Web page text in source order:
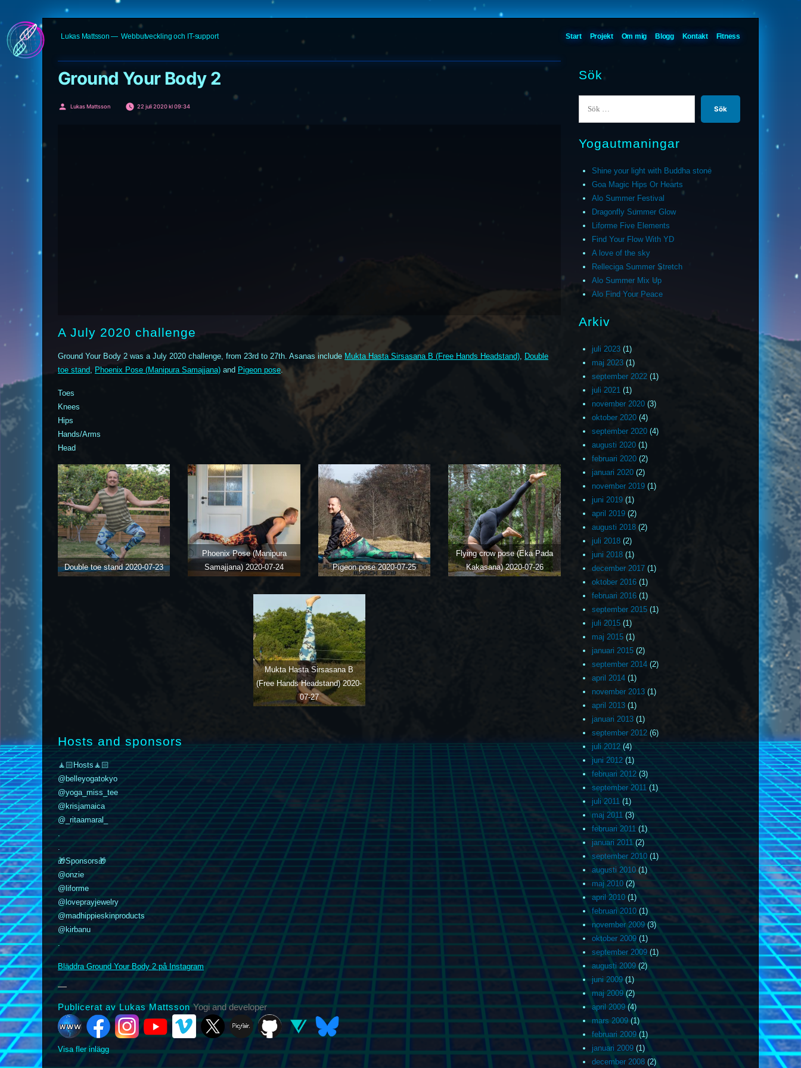
Hoppa
till
Lukas Mattsson Webbutveckling och IT-support Start Projekt Om mig Blogg Kontakt Fitness
Ground Your Body 2
Publicerat
Lukas Mattsson 22 juli 2020 kl 09:34
A July 2020 challenge
Ground Your Body 2 was a July 2020 challenge, from 23rd to 27th. Asanas include Mukta Hasta Sirsasana B (Free Hands Headstand), Double
toe stand, Phoenix Pose (Manipura Samajjana) and Pigeon pose.
Toes
Knees
Hips
Hands/Arms
Head
Double toe stand2020-07-23
Phoenix Pose (Manipura
Samajjana)2020-07-24 Pigeon pose2020-07-25
Flying crow pose (Eka Pada
Kakasana)2020-07-26
Mukta Hasta Sirsasana B
(Free Hands Headstand)2020-
07-27
Hosts and sponsors
🧘🏻Hosts🧘🏻
@belleyogatokyo
@yoga_miss_tee
@krisjamaica
@_ritaamaral_
.
.
🎁Sponsors🎁
@onzie
@liforme
@loveprayjewelry
@madhippieskinproducts
@kirbanu
.
Bläddra Ground Your Body 2 på Instagram
Publicerat av Lukas MattssonYogi and developer
YouTube Vimeo X Picfair Github Vero Bluesky
Visa fler inlägg
Sök
Yogautmaningar
Shine your light with Buddha stone
Goa Magic Hips Or Hearts
Alo Summer Festival
Dragonfly Summer Glow
Liforme Five Elements
Find Your Flow With YD
A love of the sky
Relleciga Summer Stretch
Alo Summer Mix Up
Alo Find Your Peace
Arkiv
juli 2023(1)
maj 2023(1)
september 2022(1)
juli 2021(1)
november 2020(3)
oktober 2020(4)
september 2020(4)
augusti 2020(1)
februari 2020(2)
januari 2020(2)
november 2019(1)
juni 2019(1)
april 2019(2)
augusti 2018(2)
juli 2018(2)
juni 2018(1)
december 2017(1)
oktober 2016(1)
februari 2016(1)
september 2015(1)
juli 2015(1)
maj 2015(1)
januari 2015(2)
september 2014(2)
april 2014(1)
november 2013(1)
april 2013(1)
januari 2013(1)
september 2012(6)
juli 2012(4)
juni 2012(1)
februari 2012(3)
september 2011(1)
juli 2011(1)
maj 2011(3)
februari 2011(1)
januari 2011(2)
september 2010(1)
augusti 2010(1)
maj 2010(2)
april 2010(1)
februari 2010(1)
november 2009(3)
oktober 2009(1)
september 2009(1)
augusti 2009(2)
juni 2009(1)
maj 2009(2)
april 2009(4)
mars 2009(1)
februari 2009(1)
januari 2009(1)
december 2008(2)